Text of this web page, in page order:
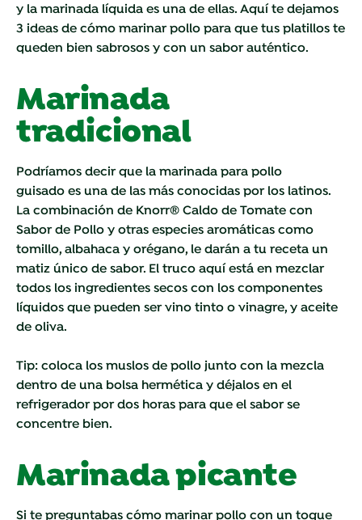
y la marinada líquida es una de ellas. Aquí te dejamos
3 ideas de cómo marinar pollo para que tus platillos te
queden bien sabrosos y con un sabor auténtico.
Marinada
tradicional
Podríamos decir que la marinada para pollo
guisado es una de las más conocidas por los latinos.
La combinación de Knorr® Caldo de Tomate con
Sabor de Pollo y otras especies aromáticas como
tomillo, albahaca y orégano, le darán a tu receta un
matiz único de sabor. El truco aquí está en mezclar
todos los ingredientes secos con los componentes
líquidos que pueden ser vino tinto o vinagre, y aceite
de oliva.
Tip: coloca los muslos de pollo junto con la mezcla
dentro de una bolsa hermética y déjalos en el
refrigerador por dos horas para que el sabor se
concentre bien.
Marinada picante
Si te preguntabas cómo marinar pollo con un toque